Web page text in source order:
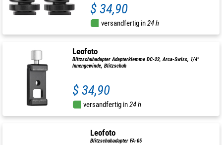
$ 34,90
versandfertig in24 h
Leofoto
Blitzschuhadapter Adapterklemme DC-22, Arca-Swiss, 1/4"
Innengewinde, Blitzschuh
$ 34,90
versandfertig in24 h
Leofoto
Blitzschuhadapter FA-05